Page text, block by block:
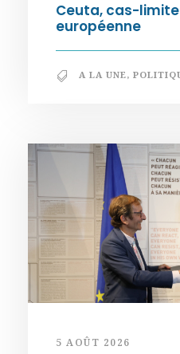
Ceuta, cas-
européenne
A LA UNE,
5 AOÛT 2026